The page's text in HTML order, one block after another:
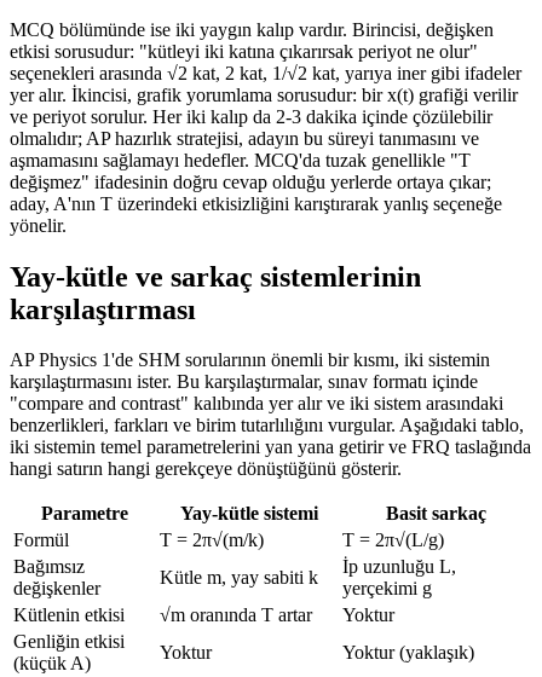
MCQ bölümünde ise iki yaygın kalıp vardır. Birincisi, değişken
etkisi sorusudur: "kütleyi iki katına çıkarırsak periyot ne olur"
seçenekleri arasında √2 kat, 2 kat, 1/√2 kat, yarıya iner gibi ifadeler
yer alır. İkincisi, grafik yorumlama sorusudur: bir x(t) grafiği verilir
ve periyot sorulur. Her iki kalıp da 2-3 dakika içinde çözülebilir
olmalıdır; AP hazırlık stratejisi, adayın bu süreyi tanımasını ve
aşmamasını sağlamayı hedefler. MCQ'da tuzak genellikle "T
değişmez" ifadesinin doğru cevap olduğu yerlerde ortaya çıkar;
aday, A'nın T üzerindeki etkisizliğini karıştırarak yanlış seçeneğe
yönelir.
Yay-kütle ve sarkaç sistemlerinin
karşılaştırması
AP Physics 1'de SHM sorularının önemli bir kısmı, iki sistemin
karşılaştırmasını ister. Bu karşılaştırmalar, sınav formatı içinde
"compare and contrast" kalıbında yer alır ve iki sistem arasındaki
benzerlikleri, farkları ve birim tutarlılığını vurgular. Aşağıdaki tablo,
iki sistemin temel parametrelerini yan yana getirir ve FRQ taslağında
hangi satırın hangi gerekçeye dönüştüğünü gösterir.
Parametre Yay-kütle sistemi
Basit sarkaç
Formül
T = 2π√(m/k)
T = 2π√(L/g)
Bağımsız
değişkenler
Kütle m, yay sabiti k
İp uzunluğu L,
yerçekimi g
Kütlenin etkisi
√m oranında T artar
Yoktur
Genliğin etkisi
(küçük A)
Yoktur
Yoktur (yaklaşık)